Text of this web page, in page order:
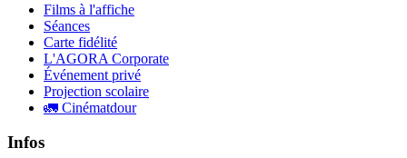
Films à l'affiche
Séances
Carte fidélité
L'AGORA Corporate
Événement privé
Projection scolaire
🚛 Cinématdour
Infos